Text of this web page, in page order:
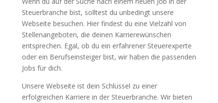
Steuerbranche bist, solltest du unbedingt unsere
Webseite besuchen. Hier findest du eine Vielzahl von
Stellenangeboten, die deinen Karrierewünschen
entsprechen. Egal, ob du ein erfahrener Steuerexperte
oder ein Berufseinsteiger bist, wir haben die passenden
Jobs für dich.
Unsere Webseite ist dein Schlüssel zu einer
erfolgreichen Karriere in der Steuerbranche. Wir bieten